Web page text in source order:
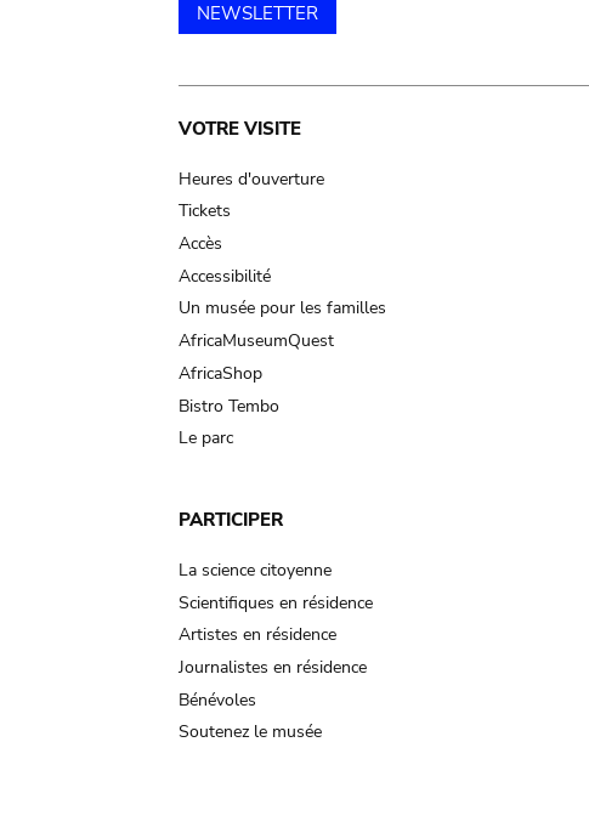
NEWSLETTER
Main
navigation
VOTRE VISITE
Heures d'ouverture
Tickets
Accès
Accessibilité
Un musée pour les familles
AfricaMuseumQuest
AfricaShop
Bistro Tembo
Le parc
PARTICIPER
La science citoyenne
Scientifiques en résidence
Artistes en résidence
Journalistes en résidence
Bénévoles
Soutenez le musée